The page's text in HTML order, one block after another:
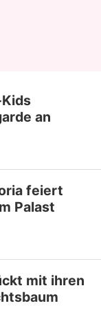
an
feiert
Palast
mit ihren